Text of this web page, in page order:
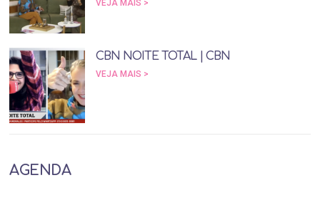
VEJA MAIS >
CBN NOITE TOTAL | CBN
VEJA MAIS >
AGENDA